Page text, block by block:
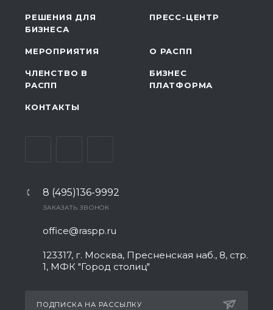
РЕШЕНИЯ ДЛЯ
БИЗНЕСА
ПРЕСС-ЦЕНТР
МЕРОПРИЯТИЯ О РАСПП
ЧЛЕНСТВО В
РАСПП
БИЗНЕС
ПЛАТФОРМА
КОНТАКТЫ
8 (495)136-9992
ЗАКАЗАТЬ ЗВОНОК
office@raspp.ru
123317, г. Москва, Пресненская наб., 8, стр.
1, МФК "Город столиц"
ПОДПИСКА НА РАССЫЛКУ